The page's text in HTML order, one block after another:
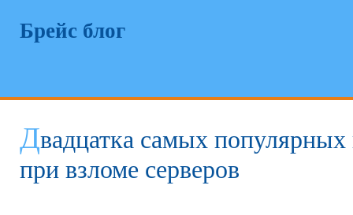
Брейс блог
Двадцатка самых популярных
при взломе серверов